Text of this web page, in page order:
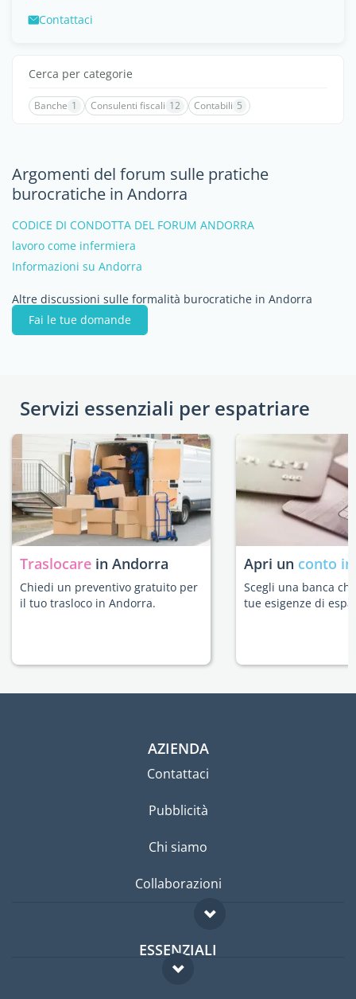
Contattaci
Cerca per categorie
Banche 1 Consulenti fiscali 12 Contabili 5
Argomenti del forum sulle pratiche
burocratiche in Andorra
CODICE DI CONDOTTA DEL FORUM ANDORRA
lavoro come infermiera
Informazioni su Andorra
Altre discussioni sulle formalità burocratiche in Andorra
Fai le tue domande
Servizi essenziali per espatriare
Traslocare in Andorra
Chiedi un preventivo gratuito per
il tuo trasloco in Andorra.
Apri un conto
Scegli una banca
tue esigenze di
AZIENDA
Contattaci
Pubblicità
Chi siamo
Collaborazioni
ESSENZIALI
Forum per expat